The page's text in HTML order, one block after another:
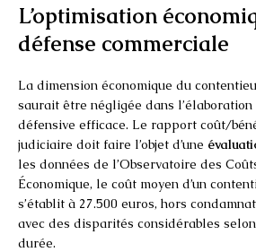
L’optimisation
défense commerciale
La dimension économique du
saurait être négligée dans l’élaboration
défensive efficace. Le rapport coût/
judiciaire doit faire l’objet d’une
les données de l’Observatoire des
Économique, le coût moyen d’un
s’établit à 27.500 euros, hors
avec des disparités considérables
durée.